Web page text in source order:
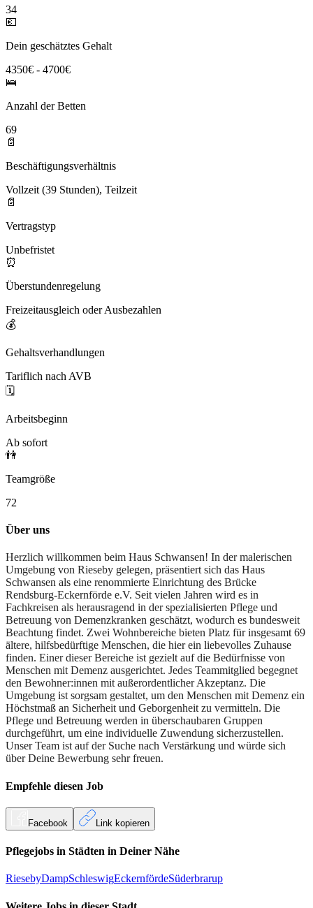
34
💶
Dein geschätztes Gehalt
4350€ - 4700€
🛌
Anzahl der Betten
69
📄
Beschäftigungsverhältnis
Vollzeit (39 Stunden), Teilzeit
📄
Vertragstyp
Unbefristet
⏰
Überstundenregelung
Freizeitausgleich oder Ausbezahlen
💰
Gehaltsverhandlungen
Tariflich nach AVB
🗓️
Arbeitsbeginn
Ab sofort
👫
Teamgröße
72
Über uns
Herzlich willkommen beim Haus Schwansen! In der malerischen
Umgebung von Rieseby gelegen, präsentiert sich das Haus
Schwansen als eine renommierte Einrichtung des Brücke
Rendsburg-Eckernförde e.V. Seit vielen Jahren wird es in
Fachkreisen als herausragend in der spezialisierten Pflege und
Betreuung von Demenzkranken geschätzt, wodurch es bundesweit
Beachtung findet. Zwei Wohnbereiche bieten Platz für insgesamt 69
ältere, hilfsbedürftige Menschen, die hier ein liebevolles Zuhause
finden. Einer dieser Bereiche ist gezielt auf die Bedürfnisse von
Menschen mit Demenz ausgerichtet. Jedes Teammitglied begegnet
den Bewohner:innen mit außerordentlicher Akzeptanz. Die
Umgebung ist sorgsam gestaltet, um den Menschen mit Demenz ein
Höchstmaß an Sicherheit und Geborgenheit zu vermitteln. Die
Pflege und Betreuung werden in überschaubaren Gruppen
durchgeführt, um eine individuelle Zuwendung sicherzustellen.
Unser Team ist auf der Suche nach Verstärkung und würde sich
über Deine Bewerbung sehr freuen.
Empfehle diesen Job
Facebook Link kopieren
Pflegejobs in Städten in Deiner Nähe
RiesebyDampSchleswigEckernfördeSüderbrarup